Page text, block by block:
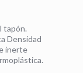
tapón.
Densidad
inerte